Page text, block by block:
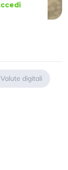
Valute digitali